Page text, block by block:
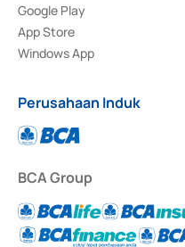
Google Play
App Store
Windows App
Perusahaan Induk
BCA Group